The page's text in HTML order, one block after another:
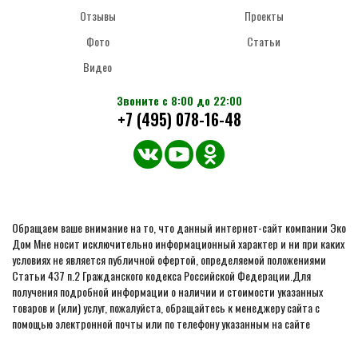
Отзывы
Фото
Видео
Проекты
Статьи
Звоните с 8:00 до 22:00
+7 (495) 078-16-48
Обращаем ваше внимание на то, что данный интернет-сайт компании Эко
Дом Мне носит исключительно информационный характер и ни при каких
условиях не является публичной офертой, определяемой положениями
Статьи 437 п.2 Гражданского кодекса Российской Федерации.Для
получения подробной информации о наличии и стоимости указанных
товаров и (или) услуг, пожалуйста, обращайтесь к менеджеру сайта с
помощью электронной почты или по телефону указанным на сайте